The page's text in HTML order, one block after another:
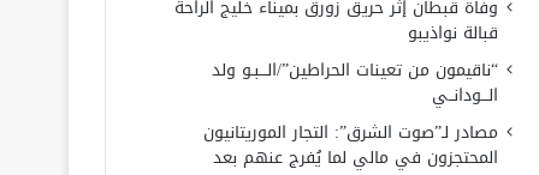
وفاة قبطان إثر حريق زورق بميناء خليج الراحة
قبالة نواذيبو
“ناقيمون من تعينات الحراطين”/الـــبـو ولد
الـــودانــي
مصادر لـ”صوت الشرق”: التجار الموريتانيون
المحتجزون في مالي لما يُفرج عنهم بعد